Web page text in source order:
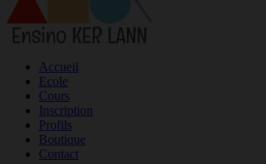
Accueil
Ecole
Cours
Inscription
Profils
Boutique
Contact